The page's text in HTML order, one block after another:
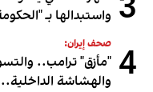
واستبدالها بـ
4 صحف إيران:
"مأزق" ترامب..
والهشاشة